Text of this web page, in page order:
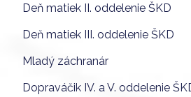
Deň matiek II. oddelenie ŠKD
Deň matiek III. oddelenie ŠKD
Mladý záchranár
Dopraváčik IV. a V. oddelenie